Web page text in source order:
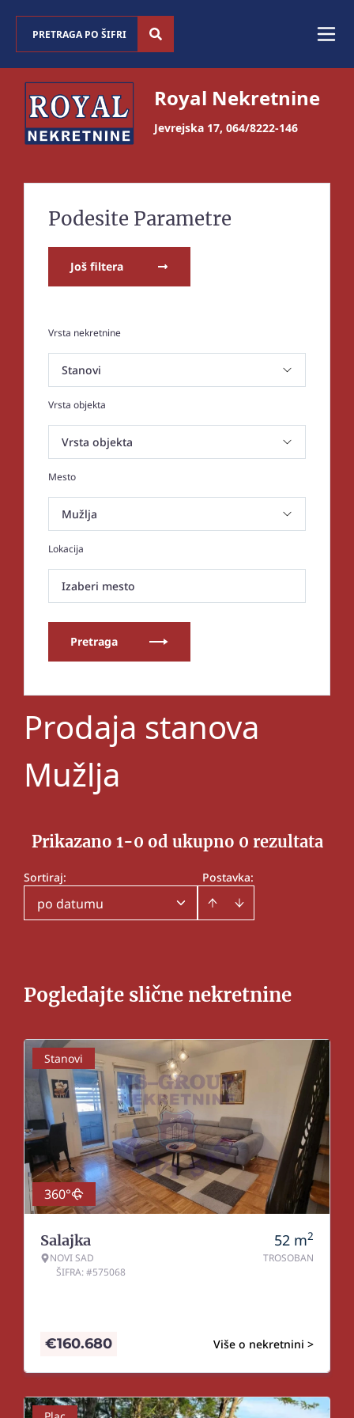
Royal Nekretnine
Jevrejska 17, 064/8222-146
Podesite Parametre
Još filtera
Vrsta nekretnine
Vrsta objekta
Mesto
Lokacija
Izaberi mesto
Pretraga
Prodaja stanova
Mužlja
Prikazano 1-0 od ukupno 0 rezultata
Postavka:
Sortiraj:
po datumu
Pogledajte slične nekretnine
Stanovi
360°
Salajka
NOVI SAD
ŠIFRA: #575068
52 m2
TROSOBAN
Više o nekretnini >
€160.680